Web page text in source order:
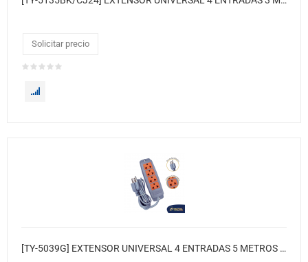
Solicitar precio
[TY-5039G] EXTENSOR UNIVERSAL 4 ENTRADAS 5 METROS TROYA